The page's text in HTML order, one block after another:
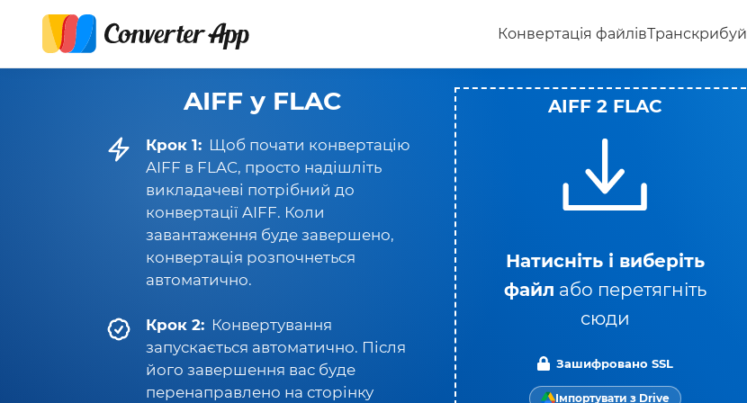
Конвертація файлівТранскрибуй
AIFF у FLAC
Крок 1: Щоб почати конвертацію
AIFF в FLAC, просто надішліть
викладачеві потрібний до
конвертації AIFF. Коли
завантаження буде завершено,
конвертація розпочнеться
автоматично.
Крок 2: Конвертування
запускається автоматично. Після
його завершення вас буде
перенаправлено на сторінку
AIFF 2 FLAC
Натисніть і виберіть
файл або перетягніть
сюди
Зашифровано SSL
Імпортувати з Drive